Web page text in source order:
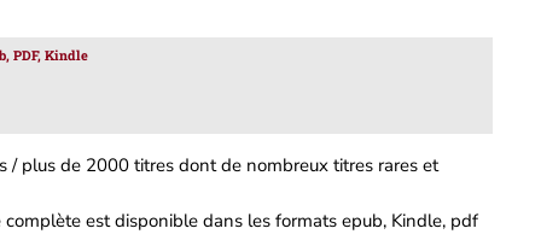
PDF, Kindle
/ plus de 2000 titres dont de nombreux titres rares et
est disponible dans les formats epub, Kindle, pdf